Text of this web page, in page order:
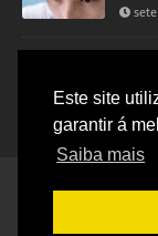
Este site
garantir á
Saiba mais
HOME CONTATO